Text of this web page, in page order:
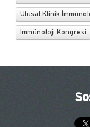
Ulusal Klinik
İmmünoloji Kongresi